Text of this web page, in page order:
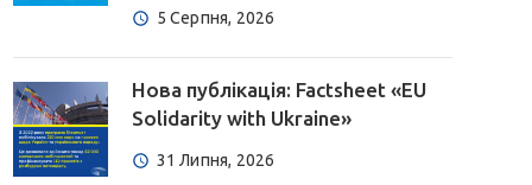
5 Серпня, 2026
Нова публікація: Factsheet «EU
Solidarity with Ukraine»
31 Липня, 2026